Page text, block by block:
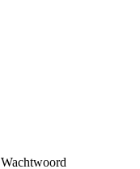
Wachtwoord